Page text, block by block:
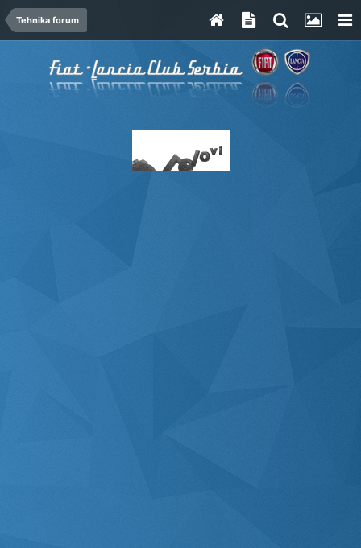
Tehnika forum